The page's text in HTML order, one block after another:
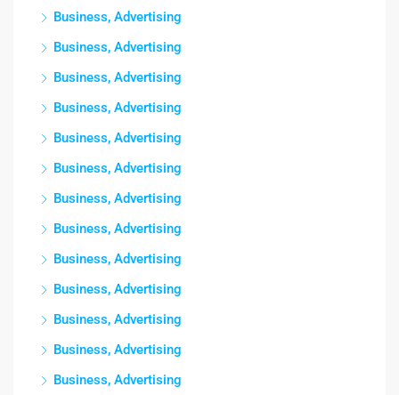
Business, Advertising
Business, Advertising
Business, Advertising
Business, Advertising
Business, Advertising
Business, Advertising
Business, Advertising
Business, Advertising
Business, Advertising
Business, Advertising
Business, Advertising
Business, Advertising
Business, Advertising